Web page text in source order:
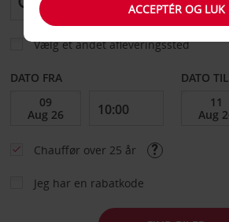
Vælg et andet afleveringssted
DATO FRA DATO TIL
Chauffør over 25 år
Jeg har en rabatkode
ACCEPTÉR OG LUK